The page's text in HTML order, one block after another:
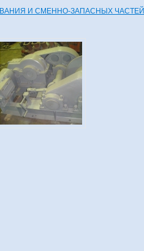
И СМЕННО-ЗАПАСНЫХ ЧАСТЕЙ